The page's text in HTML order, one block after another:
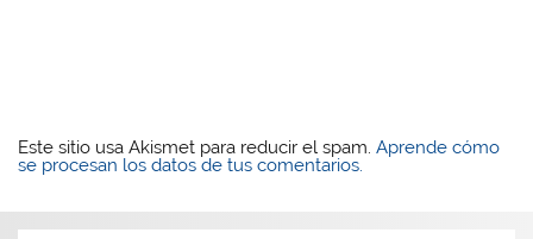
Este sitio usa Akismet para reducir el spam.Aprende cómo
se procesan los datos de tus comentarios.